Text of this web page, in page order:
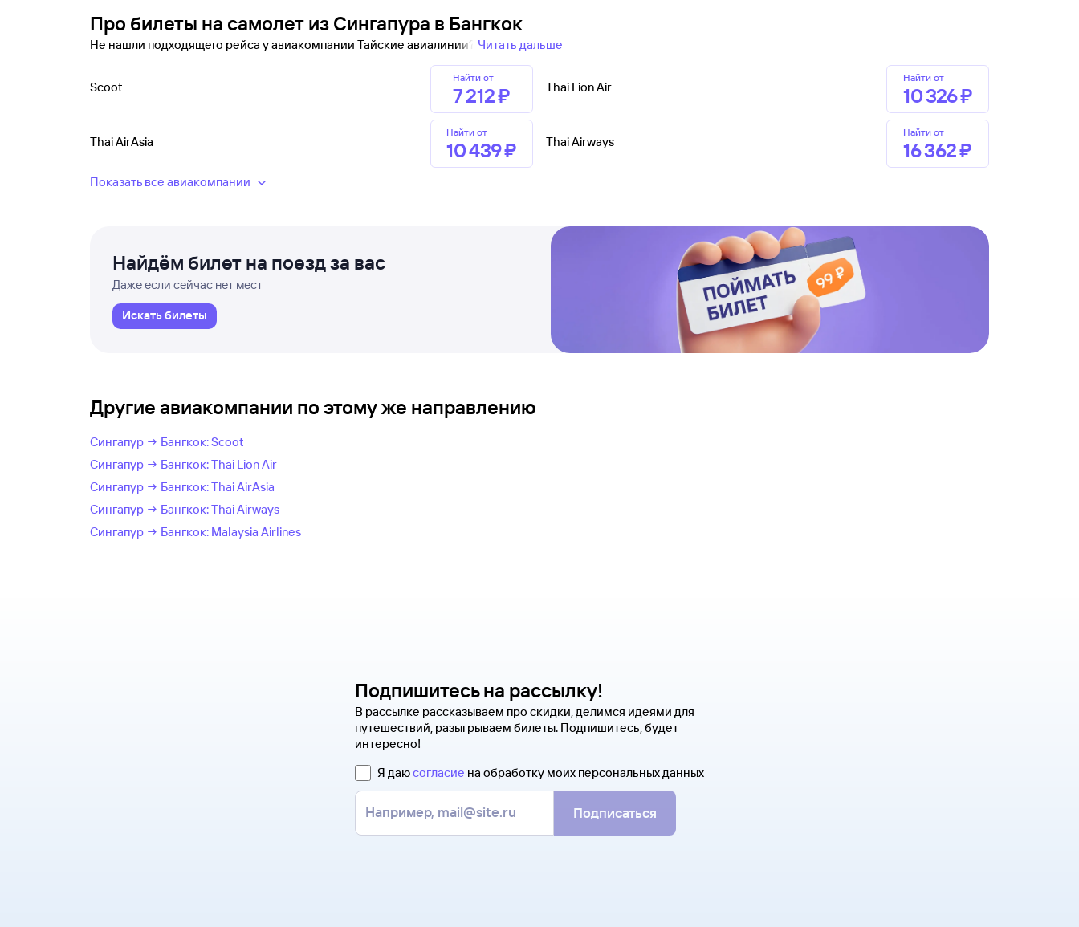
Про билеты на самолет из Сингапура в Бангкок
Не нашли подходящего рейса у авиакомпании Тайские авиалинии? Читать дальше
Scoot
Найти от
7 ⁠212 ⁠₽ Thai Lion Air
Найти от
10 ⁠326 ⁠₽
Thai AirAsia
Найти от
10 ⁠439 ⁠₽ Thai Airways
Найти от
16 ⁠362 ⁠₽
Показать все авиакомпании
Найдём билет на поезд за вас
Даже если сейчас нет мест
Искать билеты
Другие авиакомпании по этому же направлению
Сингапур → Бангкок: Scoot
Сингапур → Бангкок: Thai Lion Air
Сингапур → Бангкок: Thai AirAsia
Сингапур → Бангкок: Thai Airways
Сингапур → Бангкок: Malaysia Airlines
Подпишитесь на рассылку!
В рассылке рассказываем про скидки, делимся идеями для
путешествий, разыгрываем билеты. Подпишитесь, будет
интересно!
Я даюсогласие на обработку моих персональных данных
Подписаться